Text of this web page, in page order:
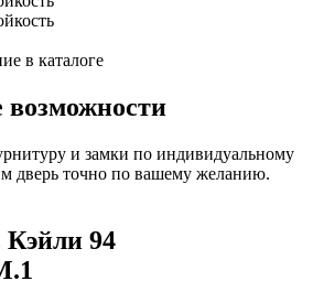
и замки по индивидуальному
дверь точно по вашему желанию.
Кэйли 94